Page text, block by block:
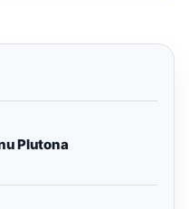
Plutona